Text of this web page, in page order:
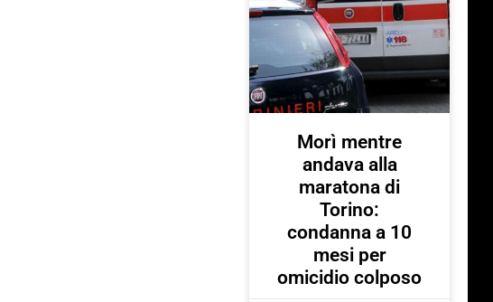
Morì mentre
andava alla
maratona di
Torino:
condanna a 10
mesi per
omicidio colposo